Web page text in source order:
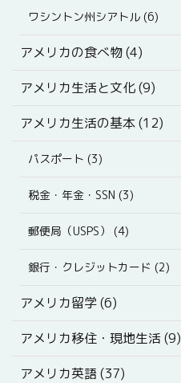
ワシントン州シアトル (6)
アメリカの食べ物 (4)
アメリカ生活と文化 (9)
アメリカ生活の基本 (12)
パスポート (3)
税金・年金・SSN (3)
郵便局（USPS） (4)
銀行・クレジットカード (2)
アメリカ留学 (6)
アメリカ移住・現地生活 (9)
アメリカ英語 (37)